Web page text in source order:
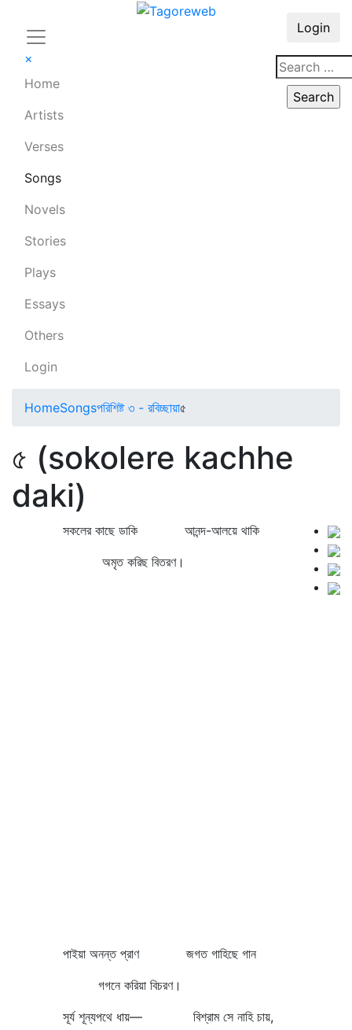
×
Home
Artists
Verses
Songs
Novels
Stories
Plays
Essays
Others
Login
Login
HomeSongsপরিশিষ্ট ৩ - রবিচ্ছায়া৫
৫ (sokolere kachhe
daki)
সকলের কাছে ডাকি আনন্দ-আলয়ে থাকি
অমৃত করিছ বিতরণ।
পাইয়া অনন্ত প্রাণ জগত গাহিছে গান
গগনে করিয়া বিচরণ।
সূর্য শূন্যপথে ধায়— বিশ্রাম সে নাহি চায়,